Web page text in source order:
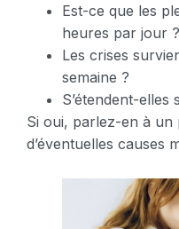
Est-ce que les
heures par jour ?
Les crises
semaine ?
S’étendent-elles
Si oui, parlez-en à
d’éventuelles causes